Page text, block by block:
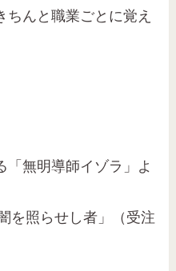
んと職業ごとに覚え
「無明導師イゾラ」よ
を照らせし者」（受注